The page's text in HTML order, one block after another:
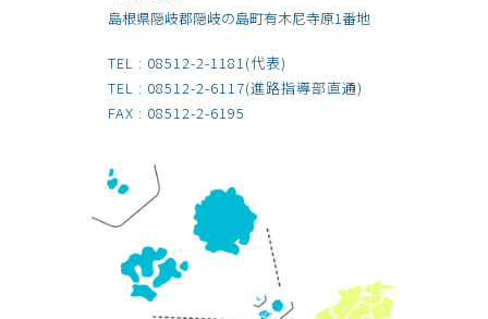
島根県隠岐郡隠岐の島町有木尼寺原1番地
TEL : 08512-2-1181 (代表)
TEL : 08512-2-6117(進路指導部直通)
FAX : 08512-2-6195